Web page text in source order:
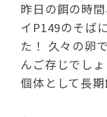
昨日の餌の時
イP149のそば
た！ 久々の卵
んご存じでし
個体として長